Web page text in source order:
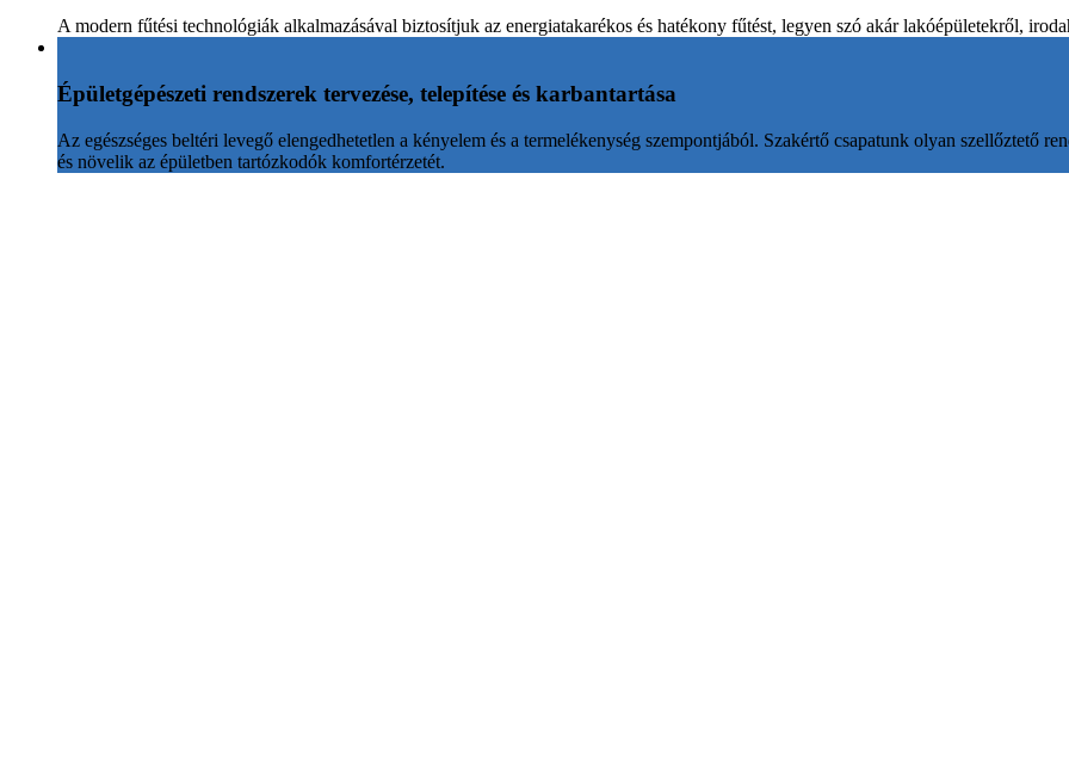
A modern fűtési technológiák alkalmazásával biztosítjuk az energiatakarékos és hatékony fűtést, legyen szó akár lakóépületekről,
Épületgépészeti rendszerek tervezése, telepítése és karbantartása
Az egészséges beltéri levegő elengedhetetlen a kényelem és a termelékenység szempontjából. Szakértő csapatunk olyan szellőztető
és növelik az épületben tartózkodók komfortérzetét.